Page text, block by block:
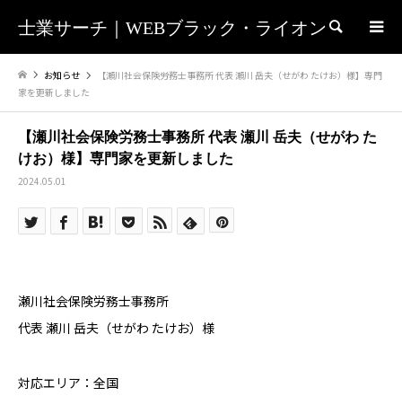
士業サーチ｜WEBブラック・ライオン 検索
お知らせ
【瀬川社会保険労務士事務所 代表 瀬川 岳夫（せがわ たけお）様】専門
家を更新しました
【瀬川社会保険労務士事務所 代表 瀬川 岳夫（せがわ た
けお）様】専門家を更新しました
2024.05.01
瀬川社会保険労務士事務所
代表 瀬川 岳夫（せがわ たけお）様
対応エリア：全国